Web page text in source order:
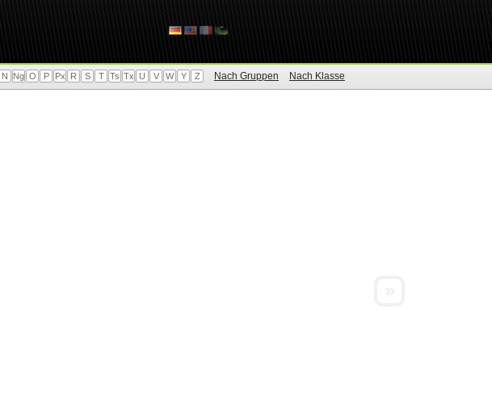
N Ng O P Px R S T Ts Tx U V W Y Z Nach Gruppen Nach Klasse